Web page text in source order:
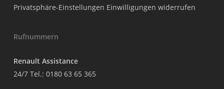
Privatsphäre-Einstellungen Einwilligungen widerrufen
Rufnummern
Renault Assistance
24/7 Tel.: 0180 63 65 365